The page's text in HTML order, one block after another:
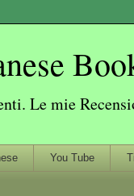
Le mie
You Tube